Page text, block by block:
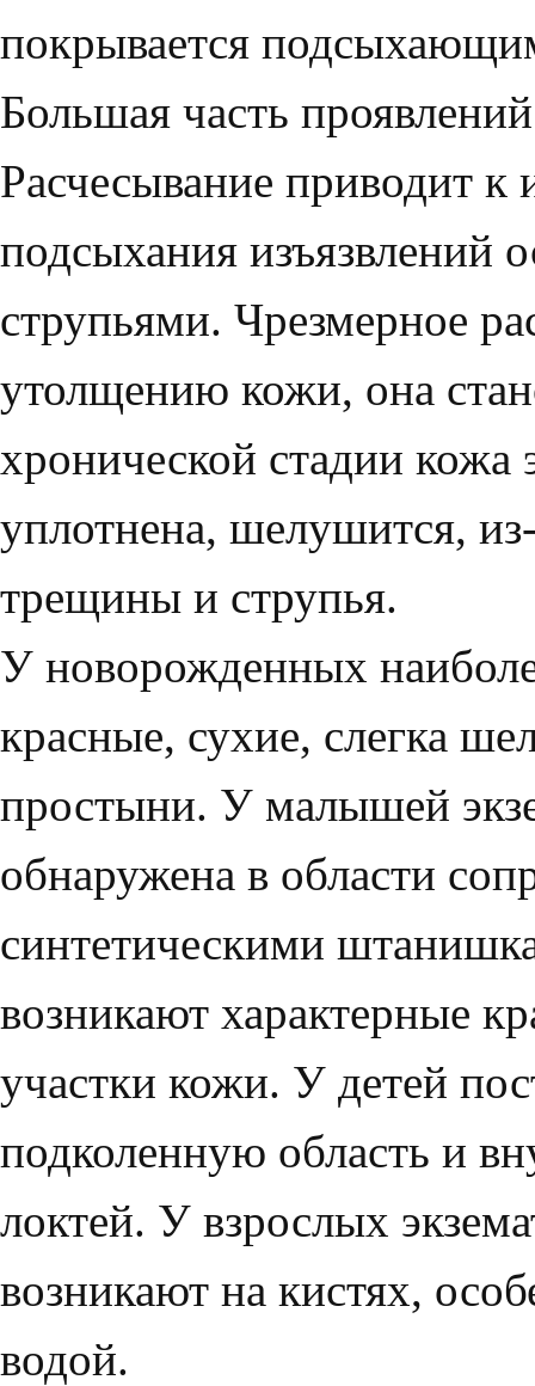
покрывается
Большая часть
Расчесывание приводит
подсыхания изъязвлений
стру­пьями. Чрезмерное
утолщению кожи, она
хронической стадии кожа
уплотнена, шелушится,
трещины и струпья.
У новорожденных
красные, сухие, слегка
простыни. У малышей
обнаружена в области
синтетическими
возникают характерные
участки кожи. У детей
подколенную область и
локтей. У взрослых
возникают на кистях,
водой.